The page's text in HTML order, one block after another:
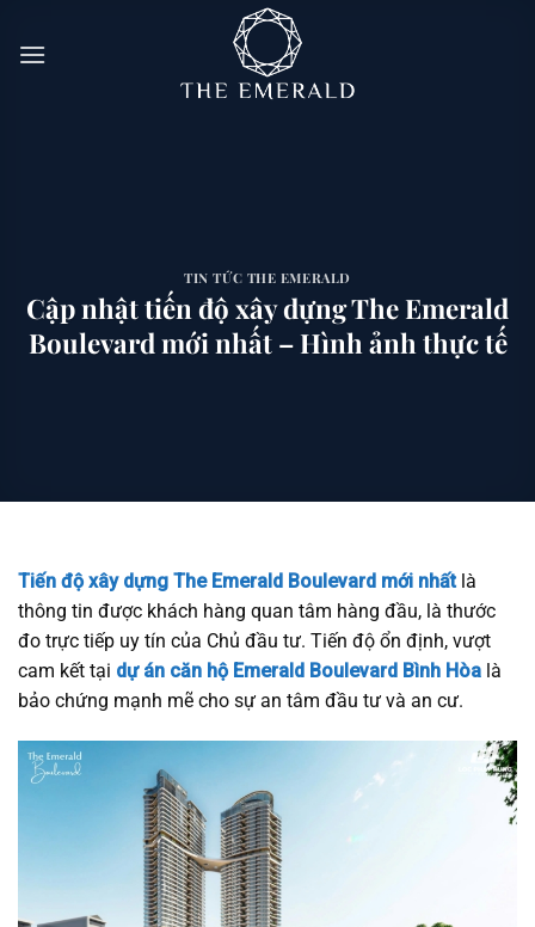
qua
TIN TỨC THE EMERALD
Cập nhật tiến độ xây dựng The Emerald
Boulevard mới nhất – Hình ảnh thực tế
Tiến độ xây dựng The Emerald Boulevard mới nhất là
thông tin được khách hàng quan tâm hàng đầu, là thước
đo trực tiếp uy tín của Chủ đầu tư. Tiến độ ổn định, vượt
cam kết tại dự án căn hộ Emerald Boulevard Bình Hòa là
bảo chứng mạnh mẽ cho sự an tâm đầu tư và an cư.